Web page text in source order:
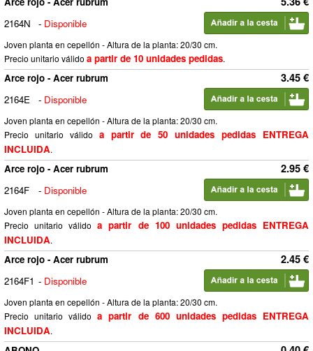
2164N
- Disponible
Joven planta en cepellón - Altura de la planta: 20/30 cm.
Precio unitario válido a partir de 10 unidades pedidas.
3.45 €
Arce rojo - Acer rubrum
2164E
- Disponible
Joven planta en cepellón - Altura de la planta: 20/30 cm.
Precio unitario válido a partir de 50 unidades pedidas ENTREGA
INCLUIDA.
2.95 €
Arce rojo - Acer rubrum
2164F
- Disponible
Joven planta en cepellón - Altura de la planta: 20/30 cm.
Precio unitario válidoa partir de 100 unidades pedidas ENTREGA
INCLUIDA.
2.45 €
Arce rojo - Acer rubrum
2164F1 - Disponible
Joven planta en cepellón - Altura de la planta: 20/30 cm.
Precio unitario válidoa partir de 600 unidades pedidas ENTREGA
INCLUIDA.